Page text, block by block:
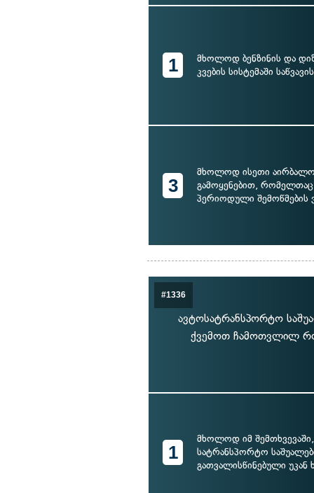
1
მხოლოდ ბენზინის და
კვების სისტემაში
3
მხოლოდ ისეთი
გამოყენებით,
პერიოდული შემოწმების
#1336
ავტოსატრანსპორტო
ქვემოთ ჩამოთვლილ
1
მხოლოდ იმ
სატრანსპორტო
გათვალისწინებული უკან